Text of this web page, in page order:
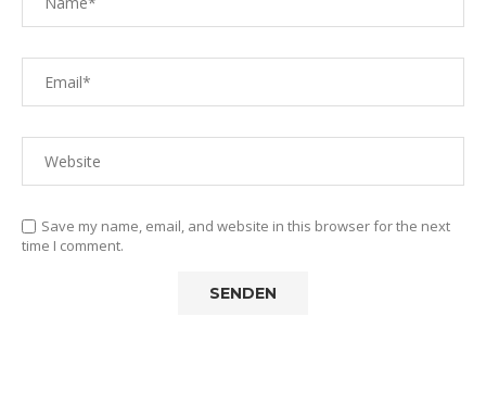
Save my name, email, and website in this browser for the next
time I comment.